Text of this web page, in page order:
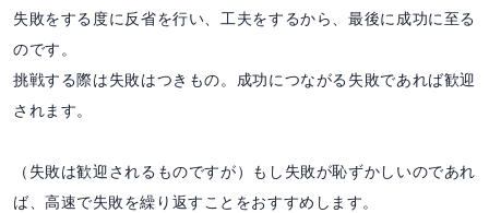
失敗をする度に反省を行い、工夫をするから、最後に成功に至る
のです。
挑戦する際は失敗はつきもの。成功につながる失敗であれば歓迎
されます。
（失敗は歓迎されるものですが）もし失敗が恥ずかしいのであれ
ば、高速で失敗を繰り返すことをおすすめします。